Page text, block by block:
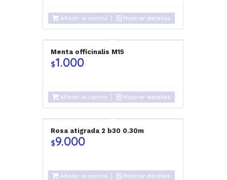
Añadir al carrito Mostrar detalles
Menta officinalis M15
$1.000
Añadir al carrito Mostrar detalles
Rosa atigrada 2 b30 0.30m
$9.000
Añadir al carrito Mostrar detalles